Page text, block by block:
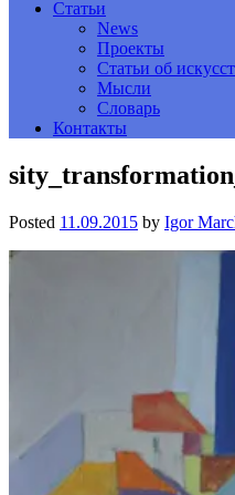
Статьи
News
Проекты
Статьи об
Мысли
Словарь
Контакты
Posted 11.09.2015 by Igor